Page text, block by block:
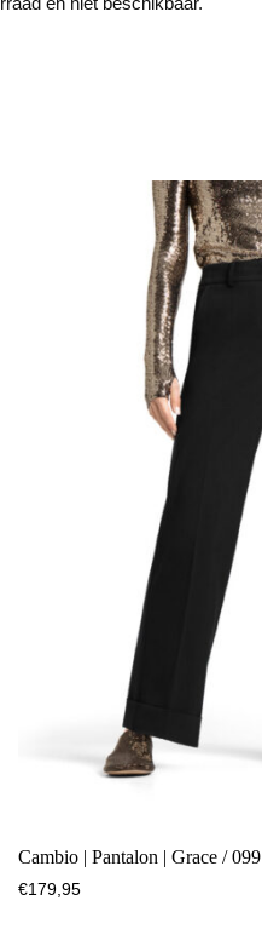
Cambio | Pantalon | Grace / 099
€179,95